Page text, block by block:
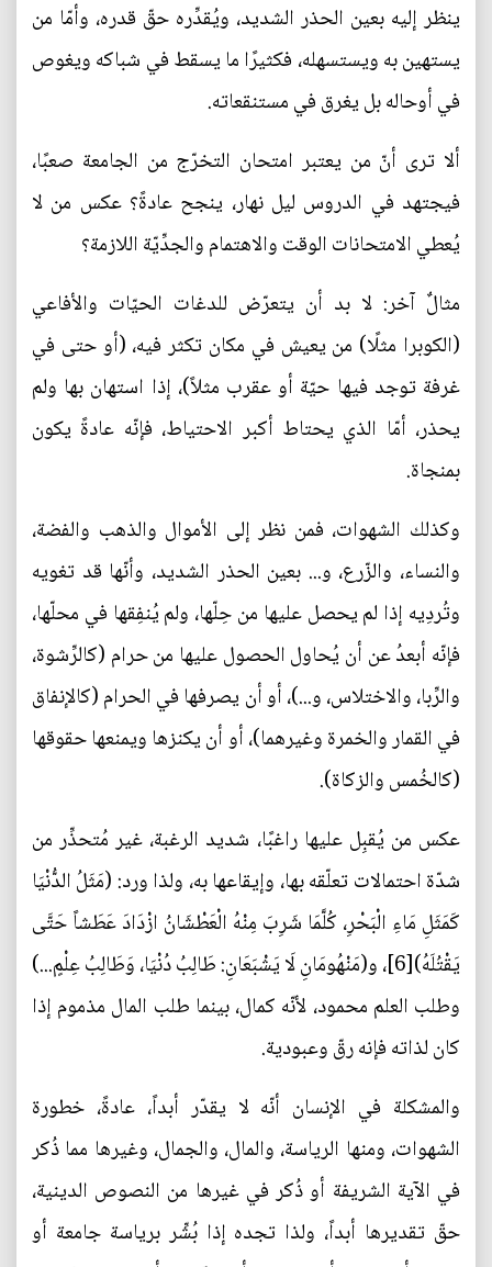
ينظر إليه بعين الحذر الشديد، ويُقدِّره حقّ قدره، وأمّا من
يستهين به ويستسهله، فكثيرًا ما يسقط في شباكه ويغوص
في أوحاله بل يغرق في مستنقعاته.
ألا ترى أنّ من يعتبر امتحان التخرّج من الجامعة صعبًا،
فيجتهد في الدروس ليل نهار، ينجح عادةً؟ عكس من لا
يُعطي الامتحانات الوقت والاهتمام والجدِّيّة اللازمة؟
مثالٌ آخر: لا بد أن يتعرّض للدغات الحيّات والأفاعي
(الكوبرا مثلًا) من يعيش في مكان تكثر فيه، (أو حتى في
غرفة توجد فيها حيّة أو عقرب مثلاً)، إذا استهان بها ولم
يحذر، أمّا الذي يحتاط أكبر الاحتياط، فإنّه عادةً يكون
بمنجاة.
وكذلك الشهوات، فمن نظر إلى الأموال والذهب والفضة،
والنساء، والزّرع، و... بعين الحذر الشديد، وأنّها قد تغويه
وتُردِيه إذا لم يحصل عليها من حِلّها، ولم يُنفِقها في محلّها،
فإنّه أبعدُ عن أن يُحاول الحصول عليها من حرام (كالرِّشوة،
والرِّبا، والاختلاس، و...)، أو أن يصرفها في الحرام (كالإنفاق
في القمار والخمرة وغيرهما)، أو أن يكنزها ويمنعها حقوقها
(كالخُمس والزكاة).
عكس من يُقبِل عليها راغبًا، شديد الرغبة، غير مُتحذِّر من
شدّة احتمالات تعلّقه بها، وإيقاعها به، ولذا ورد: (مَثَلُ الدُّنْيَا
كَمَثَلِ مَاءِ الْبَحْرِ، كُلَّمَا شَرِبَ مِنْهُ الْعَطْشَانُ ازْدَادَ عَطَشاً حَتَّى
يَقْتُلَهُ)[6]، و(مَنْهُومَانِ لَا يَشْبَعَانِ: طَالِبُ دُنْيَا، وَطَالِبُ عِلْمٍ...)
وطلب العلم محمود، لأنّه كمال، بينما طلب المال مذموم إذا
كان لذاته فإنه رقّ وعبودية.
والمشكلة في الإنسان أنّه لا يقدّر أبداً، عادةً، خطورة
الشهوات، ومنها الرياسة، والمال، والجمال، وغيرها مما ذُكر
في الآية الشريفة أو ذُكر في غيرها من النصوص الدينية،
حقّ تقديرها أبداً، ولذا تجده إذا بُشِّر برياسة جامعة أو